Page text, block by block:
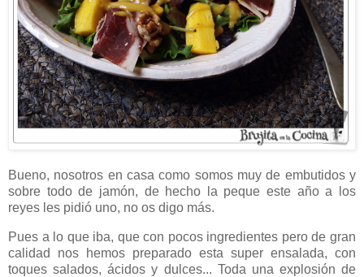
Bueno, nosotros en casa como somos muy de embutidos y
sobre todo de jamón, de hecho la peque este año a los
reyes les pidió uno, no os digo más.
Pues a lo que iba, que con pocos ingredientes pero de gran
calidad nos hemos preparado esta super ensalada, con
toques salados, ácidos y dulces... Toda una explosión de